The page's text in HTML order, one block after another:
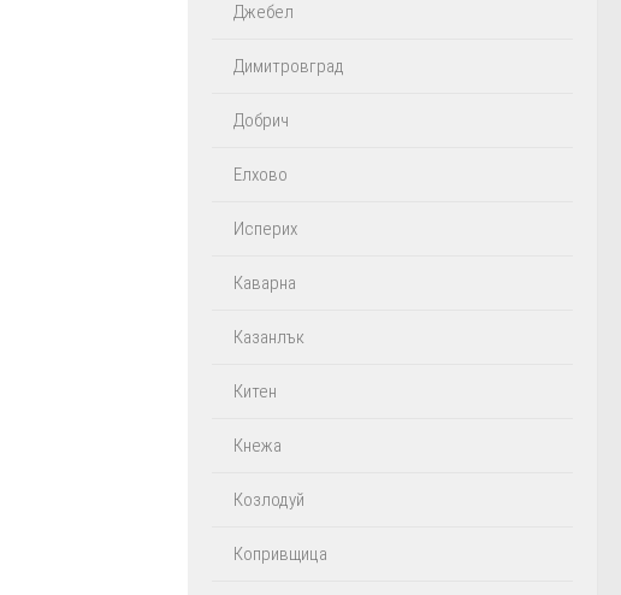
Джебел
Димитровград
Добрич
Елхово
Исперих
Каварна
Казанлък
Китен
Кнежа
Козлодуй
Копривщица